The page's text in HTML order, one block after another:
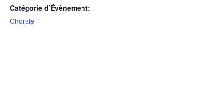
Catégorie d’Évènement:
Chorale